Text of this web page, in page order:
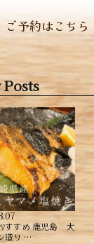
ご予約はこちら
すすめ ︎鹿児島 大
造り …